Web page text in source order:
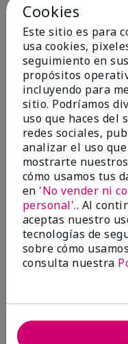
Excellent
EnviadoHace 4 meses
Coverly
deColumbia Missouri
Evaluado en
marykay.com/en-us/
Comentarios sobre
Sunscreen Broad
I have been wearing
absolutely love it.
blends effortlessly. I
10/10 I definitely
Mostrar Traducción
Walking in victory
Sí,
Cookies
Este sitio es para
usa cookies,
seguimiento en
propósitos
incluyendo para
sitio. Podríamos
uso que haces del
redes sociales,
analizar el uso
mostrarte
cómo usamos tus
en 'No vender ni
personal'.. Al
aceptas nuestro
tecnologías de
sobre cómo
consulta nuestra